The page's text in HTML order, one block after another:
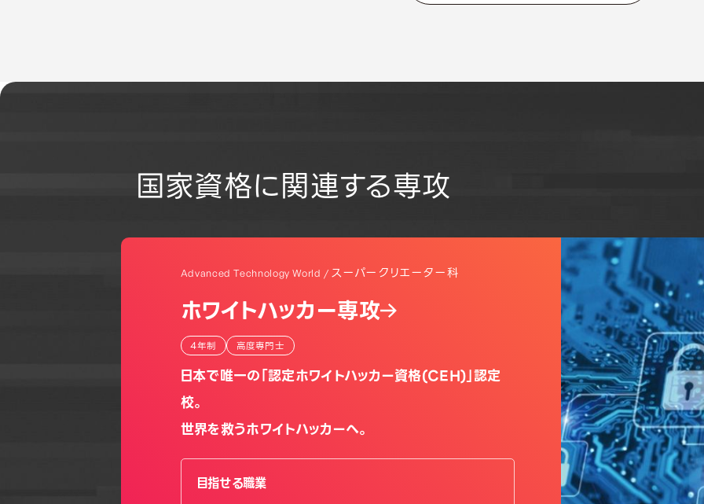
国家資格に関連する専攻
Advanced Technology World / スーパークリエーター科
ホワイトハッカー専攻
4年制 高度専門士
日本で唯一の「認定ホワイトハッカー資格(CEH)」認定
校。
世界を救うホワイトハッカーへ。
目指せる職業